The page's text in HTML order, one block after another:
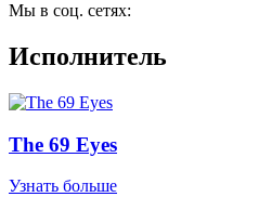
Мы в соц. сетях:
Исполнитель
The 69 Eyes
Узнать больше